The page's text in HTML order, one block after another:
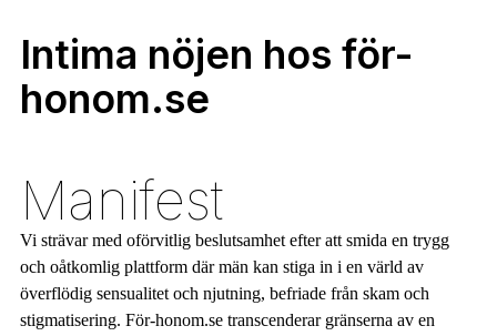
Intima nöjen hos för-
honom.se
Manifest
Vi strävar med oförvitlig beslutsamhet efter att smida en trygg
och oåtkomlig plattform där män kan stiga in i en värld av
överflödig sensualitet och njutning, befriade från skam och
stigmatisering. För-honom.se transcenderar gränserna av en